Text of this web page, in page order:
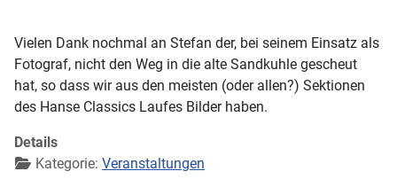
Vielen Dank nochmal an Stefan der, bei seinem Einsatz als
Fotograf, nicht den Weg in die alte Sandkuhle gescheut
hat, so dass wir aus den meisten (oder allen?) Sektionen
des Hanse Classics Laufes Bilder haben.
Details
Kategorie: Veranstaltungen